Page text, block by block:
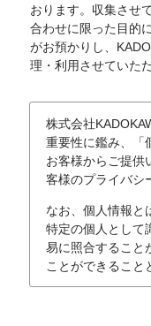
おります。収集させ
合わせに限った目的
がお預かりし、
理・利用させていた
株式会社
重要性に鑑み、「
お客様からご提供
客様のプライバシ
なお、個人情報と
特定の個人として
易に照合すること
ことができること